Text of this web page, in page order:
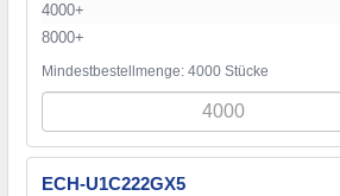
4000+
8000+
Mindestbestellmenge: 4000 Stücke
ECH-U1C222GX5